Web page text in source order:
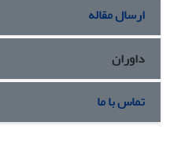
ارسال مقاله
داوران
تماس با ما